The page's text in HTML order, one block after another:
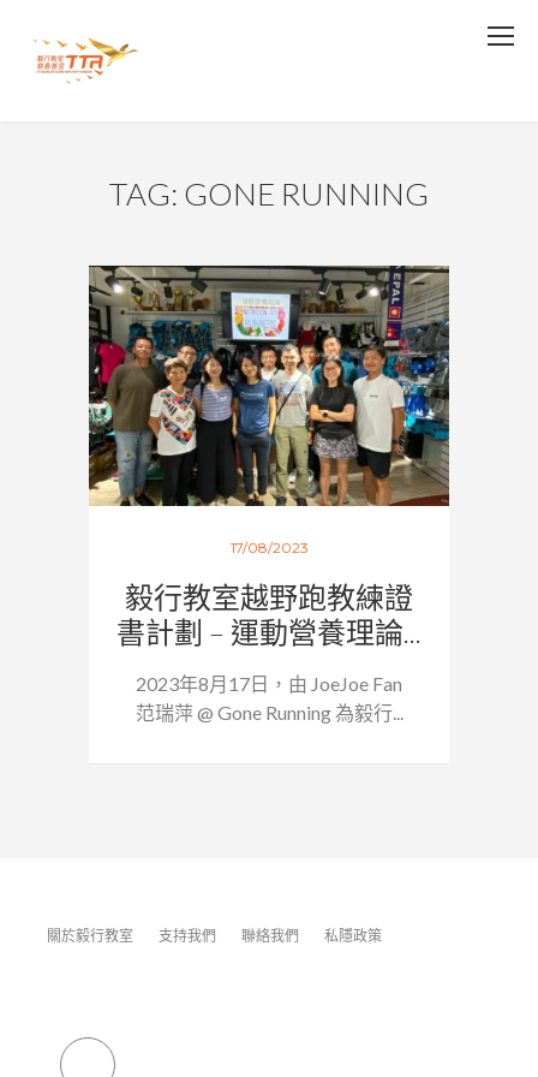
TAG: GONE RUNNING
17/08/2023
毅行教室越野跑教練證
書計劃 – 運動營養理論...
2023年8月17日，由 JoeJoe Fan
范瑞萍 @ Gone Running 為毅行...
關於毅行教室 支持我們 聯絡我們 私隱政策